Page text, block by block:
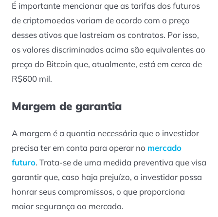
É importante mencionar que as tarifas dos futuros
de criptomoedas variam de acordo com o preço
desses ativos que lastreiam os contratos. Por isso,
os valores discriminados acima são equivalentes ao
preço do Bitcoin que, atualmente, está em cerca de
R$600 mil.
Margem de garantia
A margem é a quantia necessária que o investidor
precisa ter em conta para operar no mercado
futuro. Trata-se de uma medida preventiva que visa
garantir que, caso haja prejuízo, o investidor possa
honrar seus compromissos, o que proporciona
maior segurança ao mercado.